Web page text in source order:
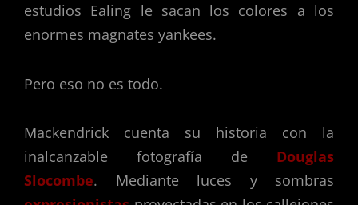
estudios Ealing le sacan los colores a los
enormes magnates yankees.
Pero eso no es todo.
Mackendrick cuenta su historia con la
inalcanzable fotografía de Douglas
Slocombe. Mediante luces y sombras